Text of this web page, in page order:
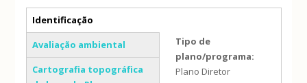
Separadores verticais
Identificação
(separador ativo)
Avaliação ambiental
Cartografia topográfica
Tipo de
plano/programa:
Plano Diretor